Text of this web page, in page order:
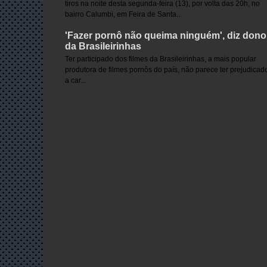
tiros na noite desta segunda-feira (13), por volta das 20h, no
bairro Calumbi, em Feira de Santa...
'Fazer pornô não queima ninguém', diz dono
da Brasileirinhas
Ter participado dos filmes da Brasileirinhas, a mais popular
produtora de filmes pornôs do país, não parece ter
a car...